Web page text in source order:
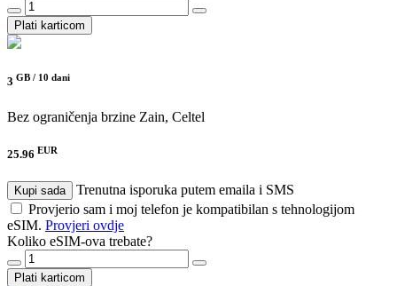
Plati karticom
3 GB / 10 dani
Bez ograničenja brzine Zain, Celtel
25.96 EUR
Kupi sada
Trenutna isporuka putem emaila i SMS
Provjerio sam i moj telefon je kompatibilan s tehnologijom
eSIM. Provjeri ovdje
Koliko eSIM-ova trebate?
Plati karticom